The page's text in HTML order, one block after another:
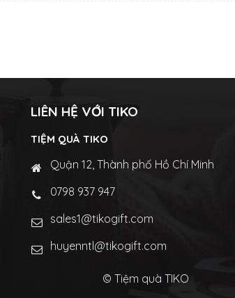
LIÊN HỆ VỚI TIKO
TIỆM QUÀ TIKO
Quận 12, Thành phố Hồ Chí Minh
0798 937 947
sales1@tikogift.com
huyenntl@tikogift.com
© Tiệm quà TIKO